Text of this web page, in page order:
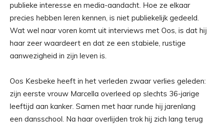
publieke interesse en media-aandacht. Hoe ze elkaar
precies hebben leren kennen, is niet publiekelijk gedeeld.
Wat wel naar voren komt uit interviews met Oos, is dat hij
haar zeer waardeert en dat ze een stabiele, rustige
aanwezigheid in zijn leven is.
Oos Kesbeke heeft in het verleden zwaar verlies geleden:
zijn eerste vrouw Marcella overleed op slechts 36-jarige
leeftijd aan kanker. Samen met haar runde hij jarenlang
een dansschool. Na haar overlijden trok hij zich lang terug